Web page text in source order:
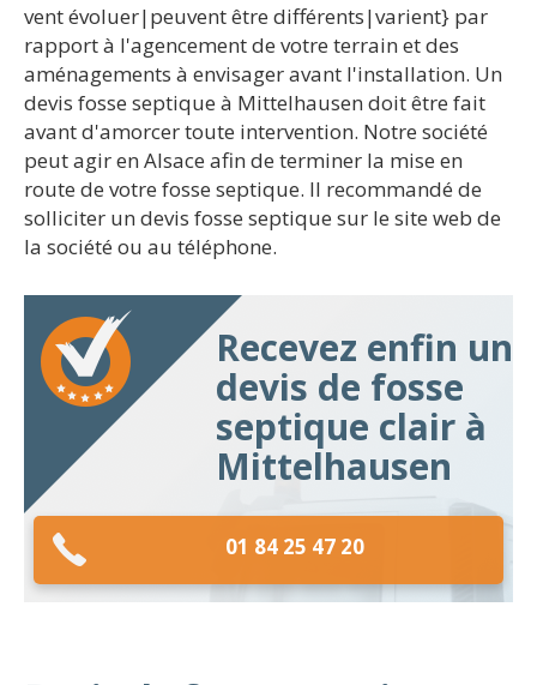
vent évoluer|peuvent être différents|varient} par
rapport à l'agencement de votre terrain et des
aménagements à envisager avant l'installation. Un
devis fosse septique à Mittelhausen doit être fait
avant d'amorcer toute intervention. Notre société
peut agir en Alsace afin de terminer la mise en
route de votre fosse septique. Il recommandé de
solliciter un devis fosse septique sur le site web de
la société ou au téléphone.
Recevez enfin un
devis de fosse
septique clair à
Mittelhausen
01 84 25 47 20